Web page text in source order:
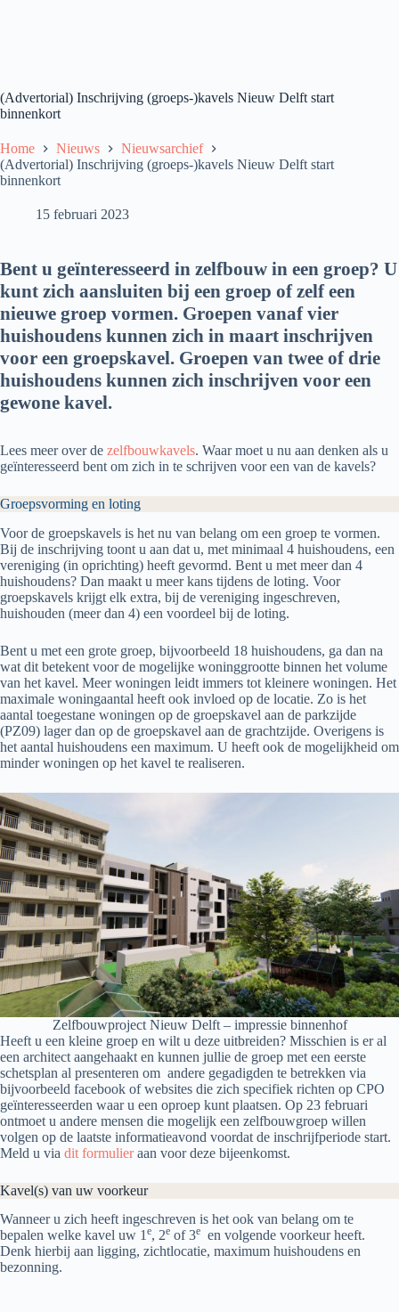
(Advertorial) Inschrijving (groeps-)kavels Nieuw Delft start
binnenkort
Home Nieuws
Nieuwsarchief
(Advertorial) Inschrijving (groeps-)kavels Nieuw Delft start
binnenkort
15 februari 2023
Bent u geïnteresseerd in zelfbouw in een groep? U
kunt zich aansluiten bij een groep of zelf een
nieuwe groep vormen. Groepen vanaf vier
huishoudens kunnen zich in maart inschrijven
voor een groepskavel. Groepen van twee of drie
huishoudens kunnen zich inschrijven voor een
gewone kavel.
Lees meer over de zelfbouwkavels. Waar moet u nu aan denken als u
geïnteresseerd bent om zich in te schrijven voor een van de kavels?
Groepsvorming en loting
Voor de groepskavels is het nu van belang om een groep te vormen.
Bij de inschrijving toont u aan dat u, met minimaal 4 huishoudens, een
vereniging (in oprichting) heeft gevormd. Bent u met meer dan 4
huishoudens? Dan maakt u meer kans tijdens de loting. Voor
groepskavels krijgt elk extra, bij de vereniging ingeschreven,
huishouden (meer dan 4) een voordeel bij de loting.
Bent u met een grote groep, bijvoorbeeld 18 huishoudens, ga dan na
wat dit betekent voor de mogelijke woninggrootte binnen het volume
van het kavel. Meer woningen leidt immers tot kleinere woningen. Het
maximale woningaantal heeft ook invloed op de locatie. Zo is het
aantal toegestane woningen op de groepskavel aan de parkzijde
(PZ09) lager dan op de groepskavel aan de grachtzijde. Overigens is
het aantal huishoudens een maximum. U heeft ook de mogelijkheid om
minder woningen op het kavel te realiseren.
Zelfbouwproject Nieuw Delft – impressie binnenhof
Heeft u een kleine groep en wilt u deze uitbreiden? Misschien is er al
een architect aangehaakt en kunnen jullie de groep met een eerste
schetsplan al presenteren om andere gegadigden te betrekken via
bijvoorbeeld facebook of websites die zich specifiek richten op CPO
geïnteresseerden waar u een oproep kunt plaatsen. Op 23 februari
ontmoet u andere mensen die mogelijk een zelfbouwgroep willen
volgen op de laatste informatieavond voordat de inschrijfperiode start.
Meld u via dit formulieraan voor deze bijeenkomst.
Kavel(s) van uw voorkeur
Wanneer u zich heeft ingeschreven is het ook van belang om te
bepalen welke kavel uw 1e, 2e of 3e en volgende voorkeur heeft.
Denk hierbij aan ligging, zichtlocatie, maximum huishoudens en
bezonning.